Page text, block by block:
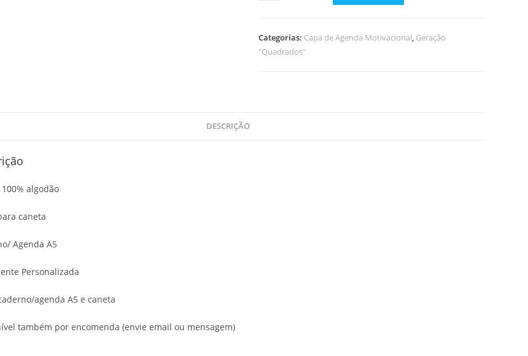
Agenda/Note
Categorias: Capa de Agenda Motivacional, Geração
"Quadrados"
DESCRIÇÃO
algodão
caneta
Agenda A5
Personalizada
agenda A5 e caneta
também por encomenda (envie email ou mensagem)